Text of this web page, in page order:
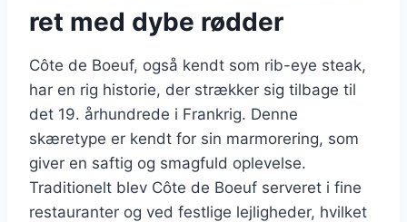
ret med dybe rødder
Côte de Boeuf, også kendt som rib-eye steak,
har en rig historie, der strækker sig tilbage til
det 19. århundrede i Frankrig. Denne
skæretype er kendt for sin marmorering, som
giver en saftig og smagfuld oplevelse.
Traditionelt blev Côte de Boeuf serveret i fine
restauranter og ved festlige lejligheder, hvilket